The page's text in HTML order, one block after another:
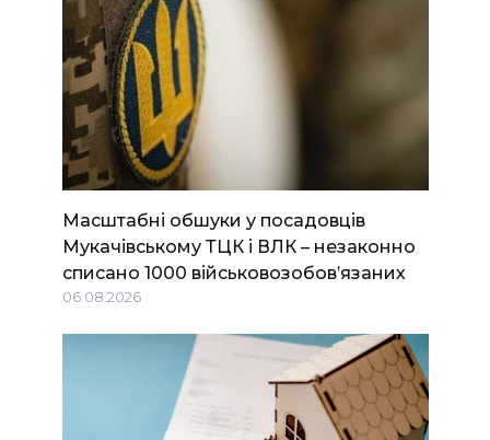
Масштабні обшуки у посадовців
Мукачівському ТЦК і ВЛК – незаконно
списано 1000 військовозобов’язаних
06.08.2026